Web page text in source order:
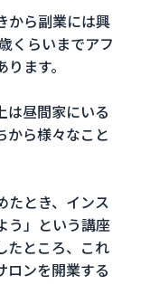
から副業には興
くらいまでアフ
ます。
は昼間家にいる
から様々なこと
たとき、インス
う」という講座
たところ、これ
ロンを開業する